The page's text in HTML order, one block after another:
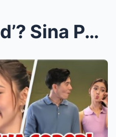
‘Jowa-coded’? Sina Paulo Avelino, Kim ...